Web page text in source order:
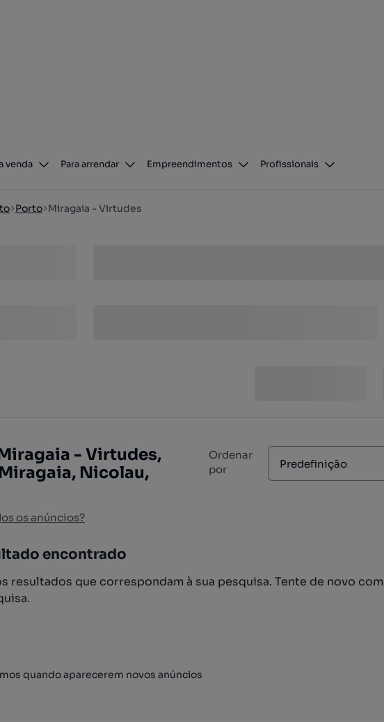
venda Para arrendar Empreendimentos Profissionais
Porto Miragaia - Virtudes
- Virtudes,
Nicolau,
os anúncios?
Ordenar
por
Predefinição
encontrado
resultados que correspondam à sua pesquisa. Tente de novo
quando aparecerem novos anúncios